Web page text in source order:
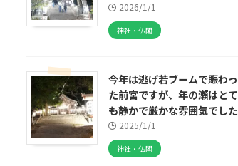
2026/1/1
神社・仏閣
今年は逃げ若ブームで賑わっ
た前宮ですが、年の瀬はとて
も静かで厳かな雰囲気でした
2025/1/1
神社・仏閣